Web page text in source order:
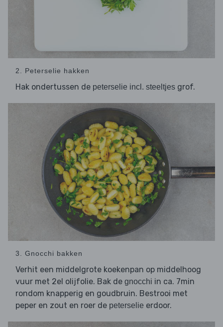
2. Peterselie hakken
Hak ondertussen de peterselie incl. steeltjes grof.
3. Gnocchi bakken
Verhit een middelgrote koekenpan op middelhoog
vuur met 2el olijfolie. Bak de gnocchi in ca. 7min
rondom knapperig en goudbruin. Bestrooi met
peper en zout en roer de peterselie erdoor.